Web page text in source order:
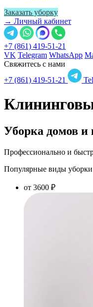
Заказать уборку
→ Личный кабинет
+7 (861) 419-51-21
VK Telegram WhatsApp
Свяжитесь с нами
+7 (861) 419-51-21
Уборка домов и
Профессионально и
Популярные виды уборки
от 3600 ₽